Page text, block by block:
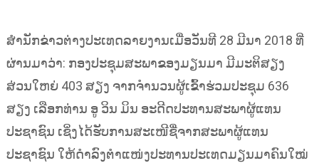
ສຳນັກຂ່າວຕ່າງປະເທດລາຍງານເມື່ອວັນທີ 28 ມີນາ 2018 ທີ່
ຜ່ານມາວ່າ: ກອງປະຊຸມສະພາຂອງມຽນມາ ມີມະຕິສຽງ
ສ່ວນໃຫຍ່ 403 ສຽງ ຈາກຈຳນວນຜູ້ເຂົ້າຮ່ວມປະຊຸມ 636
ສຽງ ເລືອກທ່ານ ອູ ວິນ ມິນ ອະດີດປະທານສະພາຜູ້ແທນ
ປະຊາຊົນ ເຊິ່ງໄດ້ຮັບການສະເໜີຊື່ຈາກສະພາຜູ້ແທນ
ປະຊາຊົນ ໃຫ້ດຳລົງຕຳແໜ່ງປະທານປະເທດມຽນມາຄົນໃໝ່